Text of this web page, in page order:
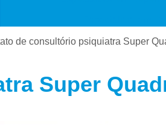
Especialista em
Especialista em
Especialista
de consultório psiquiatra Super
Super